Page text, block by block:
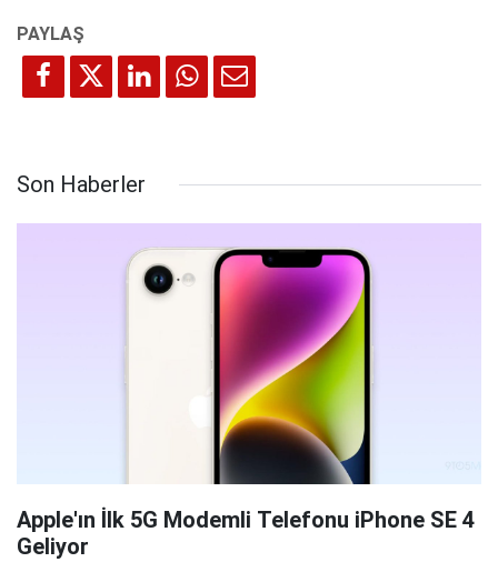
Son Haberler
Apple'ın İlk 5G Modemli Telefonu iPhone SE 4
Geliyor